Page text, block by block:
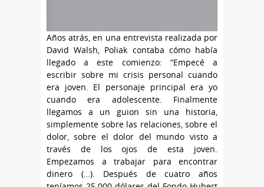
Años atrás, en una entrevista realizada por
David Walsh, Poliak contaba cómo había
llegado a este comienzo: “Empecé a
escribir sobre mi crisis personal cuando
era joven. El personaje principal era yo
cuando era adolescente. Finalmente
llegamos a un guion sin una historia,
simplemente sobre las relaciones, sobre el
dolor, sobre el dolor del mundo visto a
través de los ojos de esta joven.
Empezamos a trabajar para encontrar
dinero (…). Después de cuatro años